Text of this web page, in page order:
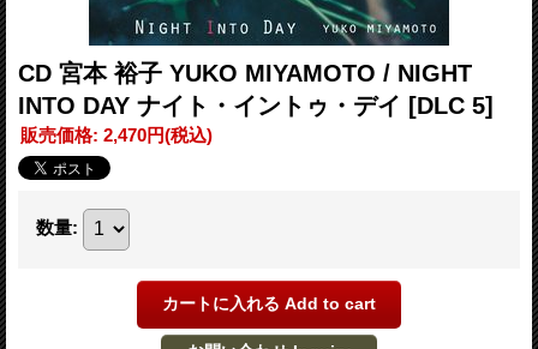
CD 宮本 裕子 YUKO MIYAMOTO / NIGHT
INTO DAY ナイト・イントゥ・デイ [DLC 5]
販売価格: 2,470円(税込)
数量: